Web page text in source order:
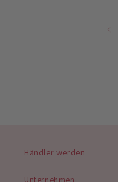
Händler werden
Unternehmen